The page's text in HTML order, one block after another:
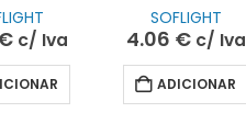
c/ Iva
SOFLIGHT
4.06 € c/ Iva
ADICIONAR